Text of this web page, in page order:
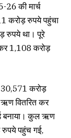
26 की मार्च
करोड़ रुपये पहुंचा
रुपये था। पूरे
1,108 करोड़
30,571 करोड़
वितरित कर
बनाया। कुल ऋण
पहुंच गई,